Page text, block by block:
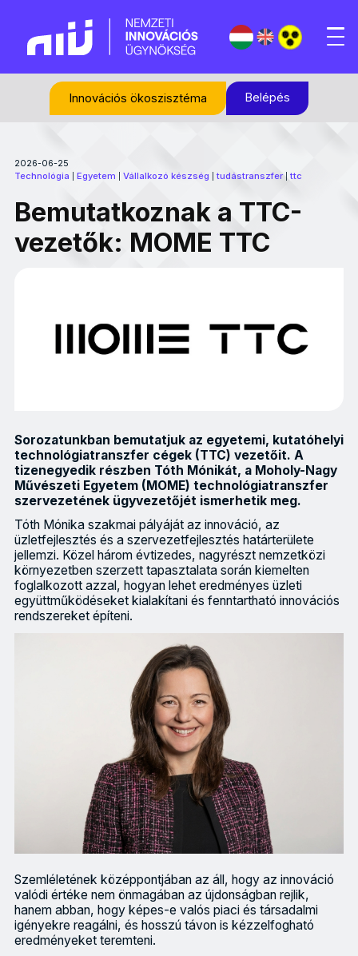
Innovációs ökoszisztéma Belépés
2026-06-25
Technológia Egyetem Vállalkozó készség tudástranszfer| ttc
Bemutatkoznak a TTC-
vezetők: MOME TTC
Sorozatunkban bemutatjuk az egyetemi, kutatóhelyi
technológiatranszfer cégek (TTC) vezetőit. A
tizenegyedik részben Tóth Mónikát, a Moholy-Nagy
Művészeti Egyetem (MOME) technológiatranszfer
szervezetének ügyvezetőjét ismerhetik meg.
Tóth Mónika szakmai pályáját az innováció, az
üzletfejlesztés és a szervezetfejlesztés határterülete
jellemzi. Közel három évtizedes, nagyrészt nemzetközi
környezetben szerzett tapasztalata során kiemelten
foglalkozott azzal, hogyan lehet eredményes üzleti
együttműködéseket kialakítani és fenntartható innovációs
rendszereket építeni.
Szemléletének középpontjában az áll, hogy az innováció
valódi értéke nem önmagában az újdonságban rejlik,
hanem abban, hogy képes-e valós piaci és társadalmi
igényekre reagálni, és hosszú távon is kézzelfogható
eredményeket teremteni.